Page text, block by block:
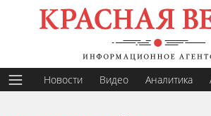
Новости Видео Аналитика